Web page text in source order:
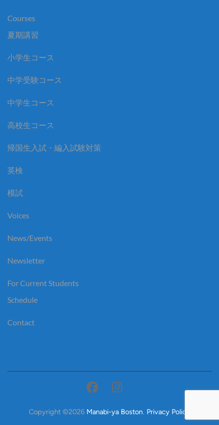
Courses
夏期講習
小学生コース
中学受験コース
中学生コース
高校生コース
帰国生入試・編入試験対策
英検
模試
Voices
News/Events
Newsletter
For Current Students
Schedule
Contact
Copyright ©2026 Manabi-ya Boston. Privacy Policy